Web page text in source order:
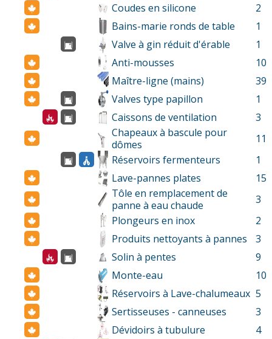
Coudes en silicone
2
Bains-marie ronds de table
1
Valve à gin réduit d'érable
1
Anti-mousses
10
Maître-ligne (mains)
39
Valves type papillon
1
Caissons de ventilation
3
Chapeaux à bascule pour
dômes
11
Réservoirs fermenteurs
1
Lave-pannes plates
15
Tôle en remplacement de
panne à eau chaude
3
Plongeurs en inox
2
Produits nettoyants à pannes
3
Solin à pentes
9
Monte-eau
10
Réservoirs à Lave-chalumeaux 5
Sertisseuses - canneuses
3
Dévidoirs à tubulure
4